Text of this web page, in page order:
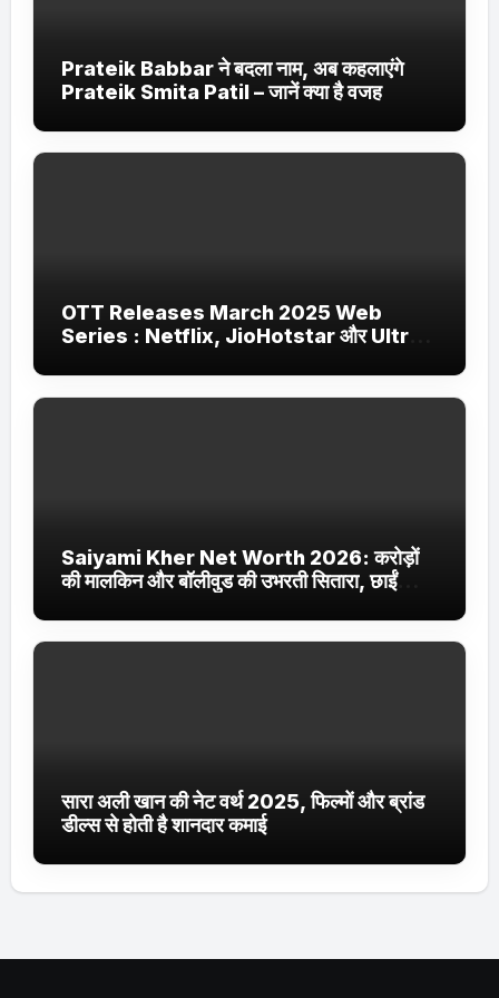
Prateik Babbar ने बदला नाम, अब कहलाएंगे
Prateik Smita Patil – जानें क्या है वजह
OTT Releases March 2025 Web
Series : Netflix, JioHotstar और Ultra
Saiyami Kher Net Worth 2026: करोड़ों
की मालकिन और बॉलीवुड की उभरती सितारा, छाईं
सारा अली खान की नेट वर्थ 2025, फिल्मों और ब्रांड
डील्स से होती है शानदार कमाई